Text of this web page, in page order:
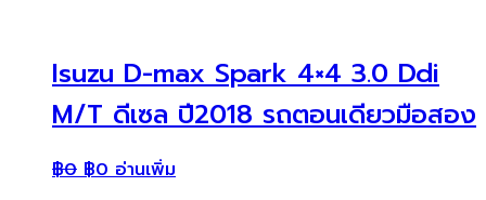
Isuzu D-max Spark 4×4 3.0 Ddi
M/T ดีเซล ปี2018 รถตอนเดียวมือสอง
฿0 ฿0 อ่านเพิ่ม